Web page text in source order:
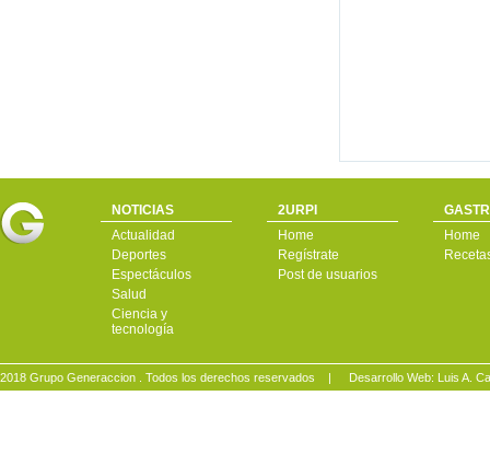
NOTICIAS
Actualidad
Deportes
Espectáculos
Salud
Ciencia y
tecnología
2URPI
Home
Regístrate
Post de usuarios
Home
2018 Grupo Generaccion . Todos los derechos reservados | Desarrollo Web: Luis